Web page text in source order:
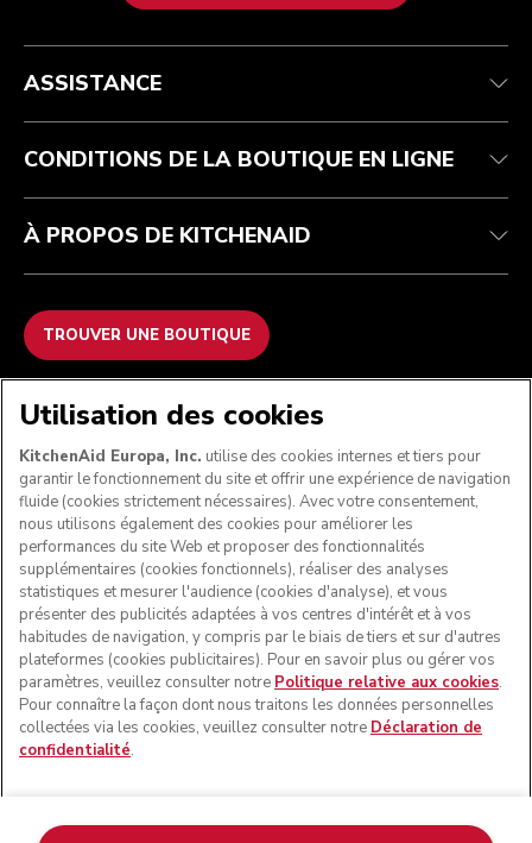
Health Check
Suivez votre commande
Garantie et documents
Recupel
Conditions générales de vente
Retours et remboursements
Imprint
ODR
La marque
Trouver une boutique
ASSISTANCE
CONDITIONS DE LA BOUTIQUE EN LIGNE
À PROPOS DE KITCHENAID
TROUVER UNE BOUTIQUE
NOUS ACCEPTONS
SUIVEZ-NOUS
forme du robot pâtissier multifonction sont des marques
Utilisation des cookies
KitchenAid Europa, Inc. utilise des cookies internes et tiers pour
garantir le fonctionnement du site et offrir une expérience de navigation
fluide (cookies strictement nécessaires). Avec votre consentement,
nous utilisons également des cookies pour améliorer les
performances du site Web et proposer des fonctionnalités
supplémentaires (cookies fonctionnels), réaliser des analyses
statistiques et mesurer l'audience (cookies d'analyse), et vous
présenter des publicités adaptées à vos centres d'intérêt et à vos
habitudes de navigation, y compris par le biais de tiers et sur d'autres
plateformes (cookies publicitaires). Pour en savoir plus ou gérer vos
paramètres, veuillez consulter notre Politique relative aux cookies.
Pour connaître la façon dont nous traitons les données personnelles
collectées via les cookies, veuillez consulter notre Déclaration de
confidentialité.